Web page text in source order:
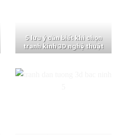
5 lưu ý cần biết khi chọn
tranh kính 3D nghệ thuật